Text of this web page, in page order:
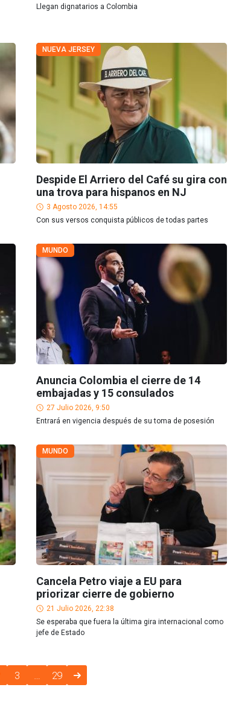
Llegan dignatarios a Colombia
NUEVA JERSEY
Despide El Arriero del Café su gira con
una trova para hispanos en NJ
3 Agosto 2026, 14:55
Con sus versos conquista públicos de todas partes
MUNDO
Anuncia Colombia el cierre de 14
embajadas y 15 consulados
27 Julio 2026, 9:50
Entrará en vigencia después de su toma de posesión
MUNDO
Cancela Petro viaje a EU para
priorizar cierre de gobierno
21 Julio 2026, 22:38
Se esperaba que fuera la última gira internacional como
jefe de Estado
3 29